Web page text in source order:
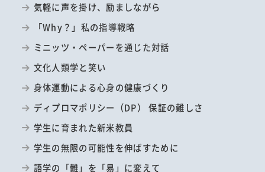
気軽に声を掛け、励ましながら
「Why？」私の指導戦略
ミニッツ・ペーパーを通じた対話
文化人類学と笑い
身体運動による心身の健康づくり
ディプロマポリシー（DP） 保証の難しさ
学生に育まれた新米教員
学生の無限の可能性を伸ばすために
語学の「難」を「易」に変えて